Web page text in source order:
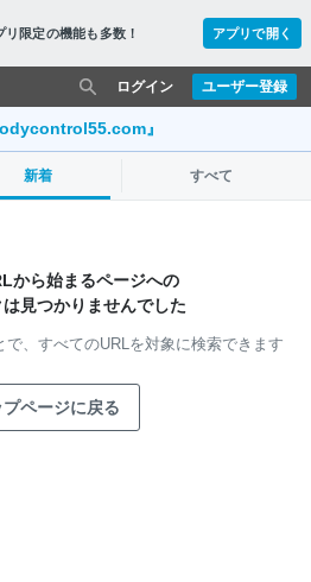
リ限定の機能も多数！ アプリで開く
ユーザー登録
ログイン
』
新着 すべて
から始まるページへの
見つかりませんでした
、 すべてのURLを対象に検索できます
プページに戻る